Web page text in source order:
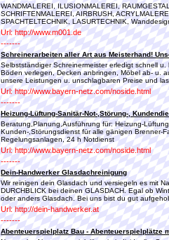
WANDMALEREI, ILUSIONMALEREI,
SCHRIFTENMALEREI, AIRBRUSH,
SPACHTELTECHNIK, LASURTECHNIK,
Url: http://www.m001.de
-------
Schreinerarbeiten aller Art aus Meisterhand!
Selbstständiger Schreinermeister erledigt schnell
Böden verlegen, Decken anbringen, Möbel ab- u.
unsere Leistungen u. unschlagbaren Preise und
Url: http://www.bayern-netz.com/noside.html
-------
Heizung-Lüftung-Sanitär-Not-,Störung-,
Beratung,Planung,Ausführung für: Heizung-
Kunden-,Störungsdienst für alle gänigen Brenner-
Regelungsanlagen, 24 h Notdienst
Url: http://www.bayern-netz.com/noside.html
-------
Dein-Handwerker Glasdachreinigung
Wir reinigen dein Glasdach und versiegeln es mit
DURCHBLICK bei deinen GLASDACH. Egal ob
oder anders Glasdach. Bei uns bist du gut
Url: http://dein-handwerker.at
-------
Abenteuerspielplatz Bau - Abenteuerspielplätze